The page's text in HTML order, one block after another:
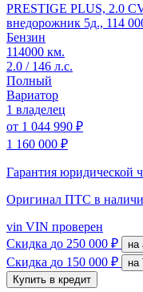
PRESTIGE PLUS, 2.0
внедорожник 5д., 114
Бензин
114000 км.
2.0 / 146 л.с.
Полный
Вариатор
1 владелец
от 1 044 990 ₽
1 160 000 ₽
Гарантия юридической
Оригинал ПТС в
vin VIN проверен
Скидка до 250 000 ₽
Скидка до 150 000 ₽
Купить в кредит